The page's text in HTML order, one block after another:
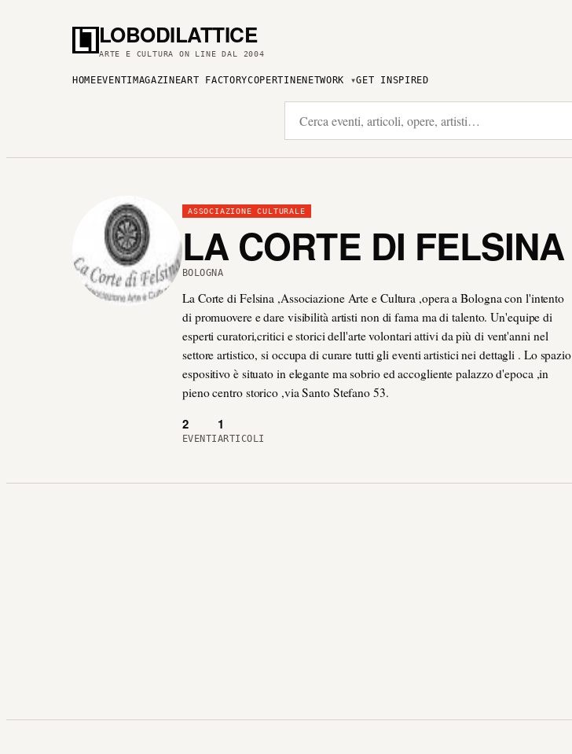
LOBODILATTICE
ARTE E CULTURA ON LINE DAL 2004
HOME EVENTI MAGAZINEART FACTORYCOPERTINENETWORK GET INSPIRED
ASSOCIAZIONE CULTURALE
LA CORTE DI FELSINA
BOLOGNA
La Corte di Felsina ,Associazione Arte e Cultura ,opera a Bologna con l'intento
di promuovere e dare visibilità artisti non di fama ma di talento. Un'equipe di
esperti curatori,critici e storici dell'arte volontari attivi da più di vent'anni nel
settore artistico, si occupa di curare tutti gli eventi artistici nei dettagli . Lo spazio
espositivo è situato in elegante ma sobrio ed accogliente palazzo d'epoca ,in
pieno centro storico ,via Santo Stefano 53.
2
EVENTI
1
ARTICOLI